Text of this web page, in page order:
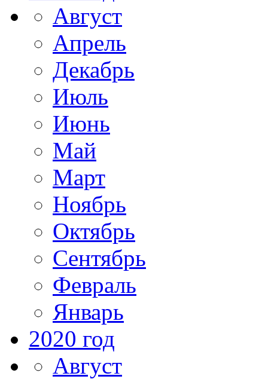
Август
Апрель
Декабрь
Июль
Июнь
Май
Март
Ноябрь
Октябрь
Сентябрь
Февраль
Январь
2020 год
Август